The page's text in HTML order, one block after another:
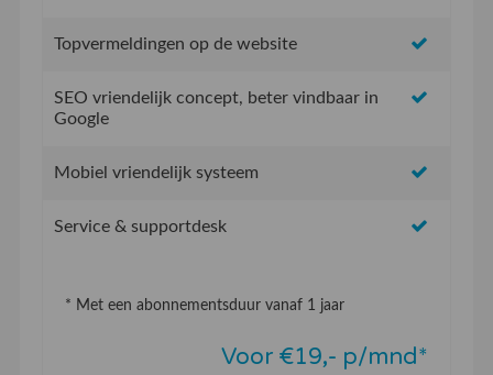
Topvermeldingen op de website
SEO vriendelijk concept, beter vindbaar in
Google
Mobiel vriendelijk systeem
Service & supportdesk
* Met een abonnementsduur vanaf 1 jaar
Voor €19,- p/mnd*